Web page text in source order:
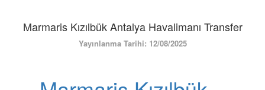
ÜYE GİRİŞİ / KAYIT
Marmaris Kızılbük Antalya Havalimanı Transfer
Yayınlanma Tarihi: 12/08/2025